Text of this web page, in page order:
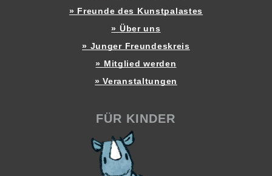
» Freunde des Kunstpalastes
» Über uns
» Junger Freundeskreis
» Mitglied werden
» Veranstaltungen
FÜR KINDER